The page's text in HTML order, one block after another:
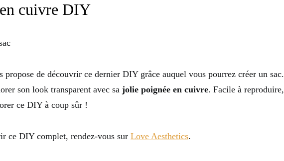
cuivre DIY
propose de découvrir ce dernier DIY grâce auquel vous pourrez créer un sac.
son look transparent avec sa jolie poignée en cuivre. Facile à reproduire,
ce DIY à coup sûr !
ce DIY complet, rendez-vous sur Love Aesthetics.